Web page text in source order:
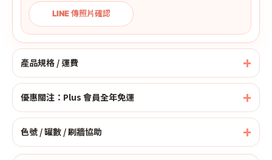
LINE 傳照片確認
產品規格 / 運費
優惠關注：Plus 會員全年免運
色號 / 罐數 / 刷牆協助